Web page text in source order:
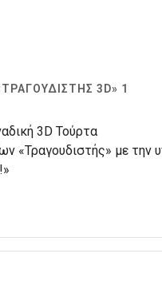
3D» 1
3D Τούρτα
«Τραγουδιστής» με την